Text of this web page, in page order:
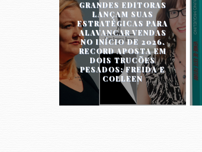
GRANDES EDITORAS
LANÇAM SUAS
ESTRATÉGICAS PARA
ALAVANCAR VENDAS
NO INÍCIO DE 2026.
RECORD APOSTA EM
DOIS TRUCÕES
PESADOS: FREIDA E
COLLEEN